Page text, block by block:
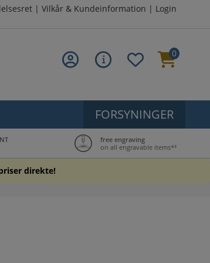
| Vilkår & Kundeinformation | Login
0
FORSYNINGER
free engraving
on all engravable items*³
direkte!